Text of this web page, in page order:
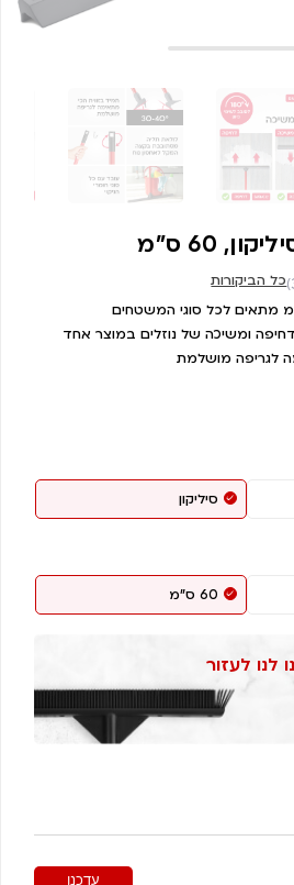
60 ס"מ
כל הביקורות
ומשיכה של נוזלים במוצר אחד
לגריפה מושלמת
סיליקון
60 ס"מ
לנו לעזור
עדכנו